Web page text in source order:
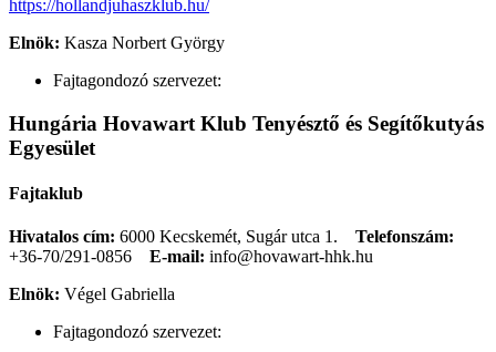
https://hollandjuhaszklub.hu/
Elnök: Kasza Norbert György
Fajtagondozó szervezet:
Hungária Hovawart Klub Tenyésztő és Segítőkutyás
Egyesület
Fajtaklub
Hivatalos cím: 6000 Kecskemét, Sugár utca 1. Telefonszám:
+36-70/291-0856
E-mail: info@hovawart-hhk.hu
Elnök: Végel Gabriella
Fajtagondozó szervezet: